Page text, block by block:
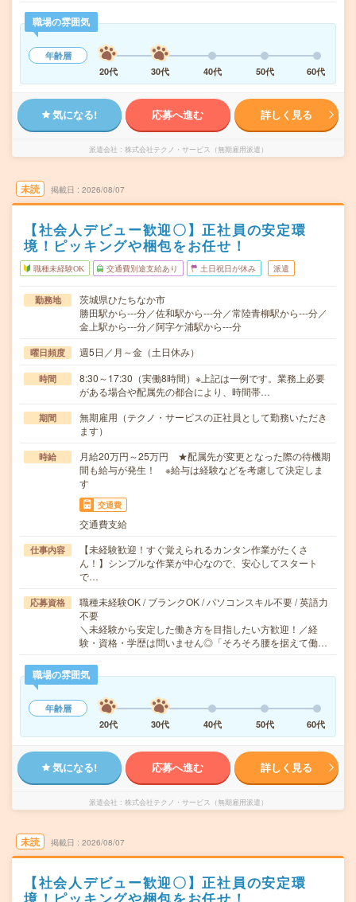
職場の雰囲気
年齢層
20代
30代 40代 50代 60代
気になる! 応募へ進む 詳しく見る
派遣会社 株式会社テクノ・サービス（無期雇用派遣）
未読 掲載日 2026/08/07
【社会人デビュー歓迎〇】正社員の安定環
境！ピッキングや梱包をお任せ！
職種未経験OK 交通費別途支給あり 土日祝日が休み 派遣
勤務地
茨城県ひたちなか市
勝田駅から---分／佐和駅から---分／常陸青柳駅から---分／
金上駅から---分／阿字ケ浦駅から---分
曜日頻度 週5日／月～金（土日休み）
時間
8:30～17:30（実働8時間）※上記は一例です。業務上必要
がある場合や配属先の都合により、時間帯…
期間
無期雇用（テクノ・サービスの正社員として勤務いただき
ます）
時給
月給20万円～25万円 ★配属先が変更となった際の待機期
間も給与が発生！ ※給与は経験などを考慮して決定しま
す
交通費
交通費支給
仕事内容
【未経験歓迎！すぐ覚えられるカンタン作業がたくさ
ん！】シンプルな作業が中心なので、安心してスタート
で…
応募資格
職種未経験OK / ブランクOK / パソコンスキル不要 / 英語力
不要
＼未経験から安定した働き方を目指したい方歓迎！／経
験・資格・学歴は問いません◎「そろそろ腰を据えて働…
職場の雰囲気
年齢層
20代
30代 40代 50代 60代
気になる! 応募へ進む 詳しく見る
派遣会社 株式会社テクノ・サービス（無期雇用派遣）
未読 掲載日 2026/08/07
【社会人デビュー歓迎〇】正社員の安定環
境！ピッキングや梱包をお任せ！